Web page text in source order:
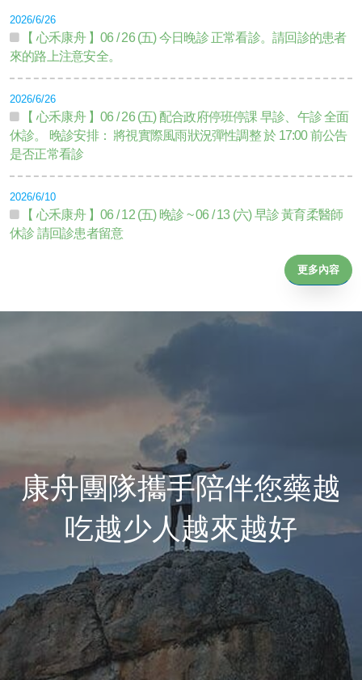
2026/6/26
【 心禾康舟 】06 / 26 (五) 今日晚診 正常看診。請回診的患者
來的路上注意安全。
2026/6/26
【 心禾康舟 】06 / 26 (五) 配合政府停班停課 早診、午診 全面
休診。 晚診安排： 將視實際風雨狀況彈性調整 於 17:00 前公告
是否正常看診
2026/6/10
【 心禾康舟 】06 / 12 (五) 晚診 ~ 06 / 13 (六) 早診 黃育柔醫師
休診 請回診患者留意
更多內容
康舟團隊攜手陪伴您藥越
吃越少人越來越好